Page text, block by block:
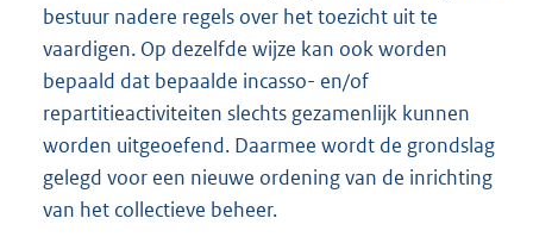
bestuur nadere regels over het toezicht uit te
vaardigen. Op dezelfde wijze kan ook worden
bepaald dat bepaalde incasso- en/of
repartitieactiviteiten slechts gezamenlijk kunnen
worden uitgeoefend. Daarmee wordt de grondslag
gelegd voor een nieuwe ordening van de inrichting
van het collectieve beheer.